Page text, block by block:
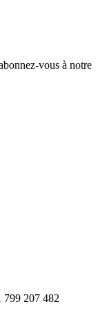
vous à notre
799 207 482